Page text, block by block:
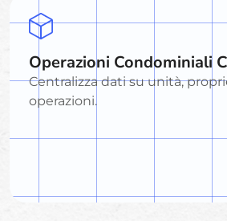
Operazioni Condominiali
Centralizza dati su unità,
operazioni.